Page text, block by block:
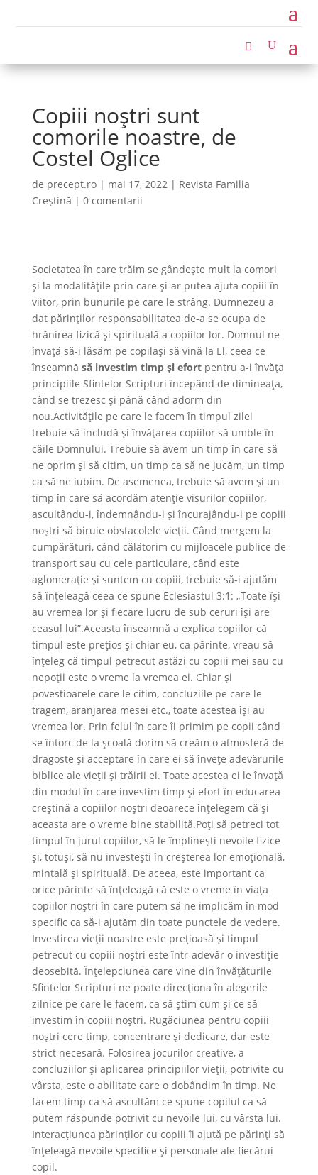
Copiii noştri sunt
comorile noastre, de
Costel Oglice
de precept.ro| mai 17, 2022| Revista Familia
Creștină | 0 comentarii
Societatea în care trăim se gândește mult la comori
și la modalităţile prin care şi-ar putea ajuta copiii în
viitor, prin bunurile pe care le strâng. Dumnezeu a
dat părinților responsabilitatea de-a se ocupa de
hrănirea fizică și spirituală a copiilor lor. Domnul ne
învață să-i lăsăm pe copilași să vină la El, ceea ce
înseamnă să investim timp și efortpentru a-i învăța
principiile Sfintelor Scripturi începând de dimineața,
când se trezesc și până când adorm din
nou.Activităţile pe care le facem în timpul zilei
trebuie să includă şi învăţarea copiilor să umble în
căile Domnului. Trebuie să avem un timp în care să
ne oprim şi să citim, un timp ca să ne jucăm, un timp
ca să ne iubim. De asemenea, trebuie să avem şi un
timp în care să acordăm atenţie visurilor copiilor,
ascultându-i, îndemnându-i și încurajându-i pe copiii
noștri să biruie obstacolele vieții. Când mergem la
cumpărături, când călătorim cu mijloacele publice de
transport sau cu cele particulare, când este
aglomerație și suntem cu copiii, trebuie să-i ajutăm
să înțeleagă ceea ce spune Eclesiastul 3:1: „Toate își
au vremea lor și fiecare lucru de sub ceruri își are
ceasul lui”.Aceasta înseamnă a explica copiilor că
timpul este prețios şi chiar eu, ca părinte, vreau să
înțeleg că timpul petrecut astăzi cu copiii mei sau cu
nepoții este o vreme la vremea ei. Chiar și
povestioarele care le citim, concluziile pe care le
tragem, aranjarea mesei etc., toate acestea își au
vremea lor. Prin felul în care îi primim pe copii când
se întorc de la școală dorim să creăm o atmosferă de
dragoste şi acceptare în care ei să învețe adevărurile
biblice ale vieții și trăirii ei. Toate acestea ei le învață
din modul în care investim timp și efort în educarea
creştină a copiilor noştri deoarece înțelegem că şi
aceasta are o vreme bine stabilită.Poți să petreci tot
timpul în jurul copiilor, să le împlinești nevoile fizice
și, totuși, să nu investești în creşterea lor emoțională,
mintală și spirituală. De aceea, este important ca
orice părinte să înțeleagă că este o vreme în viața
copiilor noştri în care putem să ne implicăm în mod
specific ca să-i ajutăm din toate punctele de vedere.
Investirea vieții noastre este prețioasă și timpul
petrecut cu copiii noștri este într-adevăr o investiție
deosebită. Înțelepciunea care vine din învățăturile
Sfintelor Scripturi ne poate direcționa în alegerile
zilnice pe care le facem, ca să ştim cum și ce să
investim în copiii noștri. Rugăciunea pentru copiii
noștri cere timp, concentrare și dedicare, dar este
strict necesară. Folosirea jocurilor creative, a
concluziilor și aplicarea principiilor vieții, potrivite cu
vârsta, este o abilitate care o dobândim în timp. Ne
facem timp ca să ascultăm ce spune copilul ca să
putem răspunde potrivit cu nevoile lui, cu vârsta lui.
Interacțiunea părinților cu copiii îi ajută pe părinți să
înțeleagă nevoile specifice și personale ale fiecărui
copil.